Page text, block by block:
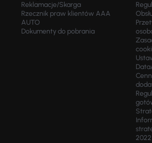
Reklamacje/Skarga
Rzecznik praw klientów AAA
AUTO
Dokumenty do pobrania
2022